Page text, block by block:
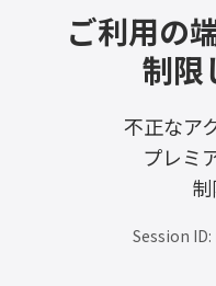
ご利用の
制限
不正なア
プレミ
Session